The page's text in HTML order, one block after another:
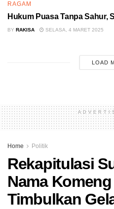
RAGAM
Hukum Puasa Tanpa Sahur,
BY RAKISA SELASA, 4 MARET 2025
LOAD
Home Politik
Rekapitulasi
Nama
Timbulkan